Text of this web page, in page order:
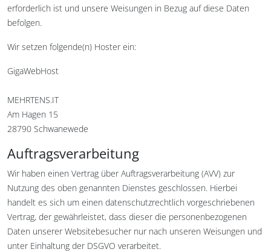
erforderlich ist und unsere Weisungen in Bezug auf diese Daten
befolgen.
Wir setzen folgende(n) Hoster ein:
GigaWebHost
MEHRTENS.IT
Am Hagen 15
28790 Schwanewede
Auftragsverarbeitung
Wir haben einen Vertrag über Auftragsverarbeitung (AVV) zur
Nutzung des oben genannten Dienstes geschlossen. Hierbei
handelt es sich um einen datenschutzrechtlich vorgeschriebenen
Vertrag, der gewährleistet, dass dieser die personenbezogenen
Daten unserer Websitebesucher nur nach unseren Weisungen und
unter Einhaltung der DSGVO verarbeitet.